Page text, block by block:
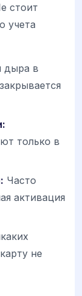
стоит
учета
дыра в
только в
Часто
активация
не